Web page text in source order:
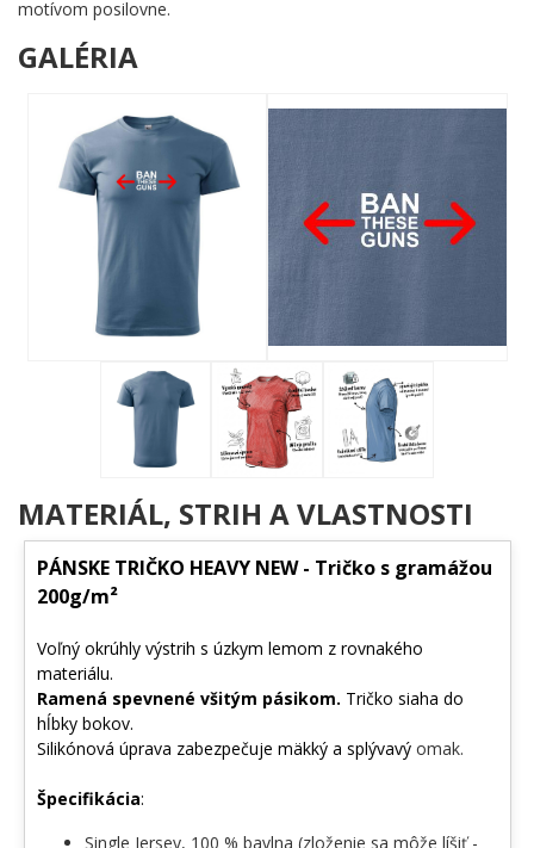
motívom posilovne.
GALÉRIA
MATERIÁL, STRIH A VLASTNOSTI
PÁNSKE TRIČKO HEAVY NEW - Tričko s gramážou
200g/m²
Voľný okrúhly výstrih s úzkym lemom z rovnakého
materiálu.
Ramená spevnené všitým pásikom. Tričko siaha do
hĺbky bokov.
Silikónová úprava zabezpečuje mäkký a splývavý omak.
Špecifikácia:
Single Jersey, 100 % bavlna (zloženie sa môže líšiť -